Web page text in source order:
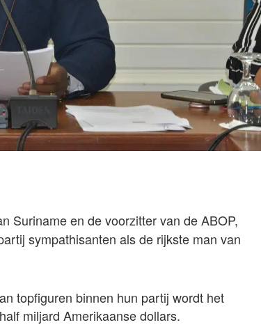
Suriname en de voorzitter van de ABOP,
sympathisanten als de rijkste man van
topfiguren binnen hun partij wordt het
miljard Amerikaanse dollars.